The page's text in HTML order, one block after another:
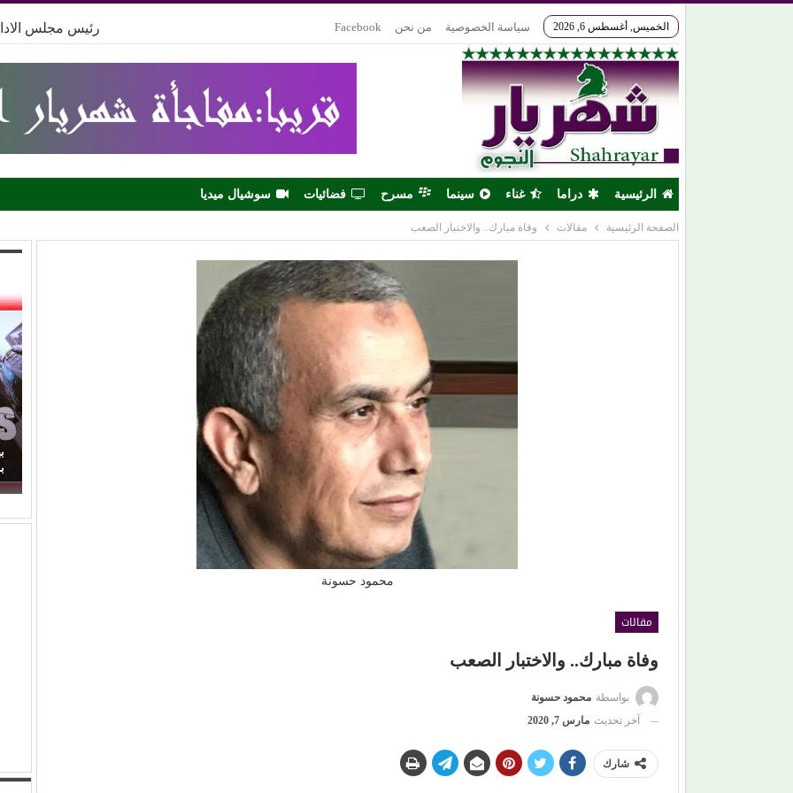
الخميس, أغسطس 6, 2026 سياسة الخصوصية من نحن Facebook رئيس مجلس
الرئيسية دراما غناء سينما مسرح فضائيات سوشيال ميديا
الصفحة الرئيسية مقالات وفاة مبارك.. والاختبار الصعب
محمود حسونة
مقالات
وفاة مبارك.. والاختبار الصعب
بواسطة محمود حسونة
آخر تحديث مارس 7, 2020
شارك
بعد أن أشعل مسارح 4 دول.. (أبو الليف) يعود إلى
(مصطفى النجار) يحرك المياه الراكدة.. لماذا اكتفينا
بمشاهدة السقوط البطيء!